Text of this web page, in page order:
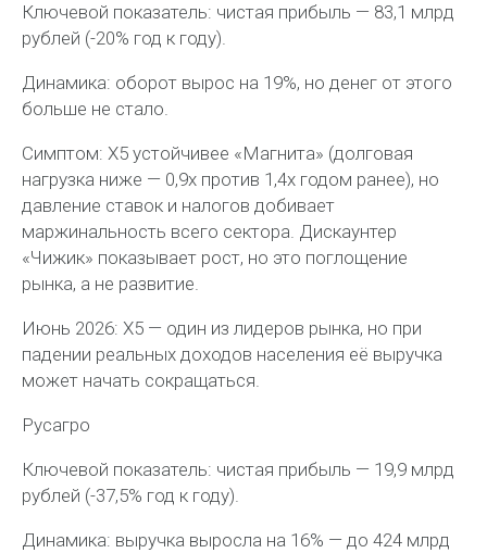
Ключевой показатель: чистая прибыль — 83,1 млрд
рублей (-20% год к году).
Динамика: оборот вырос на 19%, но денег от этого
больше не стало.
Симптом: X5 устойчивее «Магнита» (долговая
нагрузка ниже — 0,9х против 1,4х годом ранее), но
давление ставок и налогов добивает
маржинальность всего сектора. Дискаунтер
«Чижик» показывает рост, но это поглощение
рынка, а не развитие.
Июнь 2026: X5 — один из лидеров рынка, но при
падении реальных доходов населения её выручка
может начать сокращаться.
Русагро
Ключевой показатель: чистая прибыль — 19,9 млрд
рублей (-37,5% год к году).
Динамика: выручка выросла на 16% — до 424 млрд